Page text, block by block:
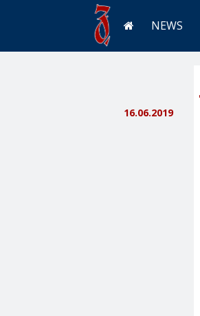
NEWS
16.06.2019